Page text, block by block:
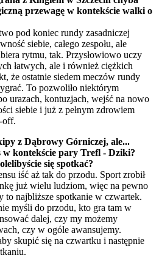
przewagę w kontekście walki o
pod koniec rundy zasadniczej
siebie, całego zespołu, ale
rytmu, tak. Przysłowiowo uczy
łatwych, ale i również ciężkich
że ostatnie siedem meczów rundy
To pozwoliło niektórym
urazach, kontuzjach, wejść na nowo
siebie i już z pełnym zdrowiem
off.
z Dąbrowy Górniczej, ale...
w kontekście pary Trefl - Dziki?
się spotkać?
iść aż tak do przodu. Sport zrobił
już wielu ludziom, więc na pewno
to najbliższe spotkanie w czwartek.
myśli do przodu, kto gra tam w
dalej, czy my możemy
czy w ogóle awansujemy.
skupić się na czwartku i następnie